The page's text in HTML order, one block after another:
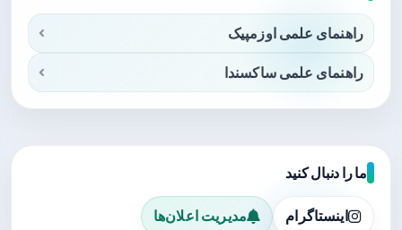
راهنمای علمی اوزمپیک
راهنمای علمی ساکسندا
ما را دنبال کنید
اینستاگرام مدیریت اعلان‌ها